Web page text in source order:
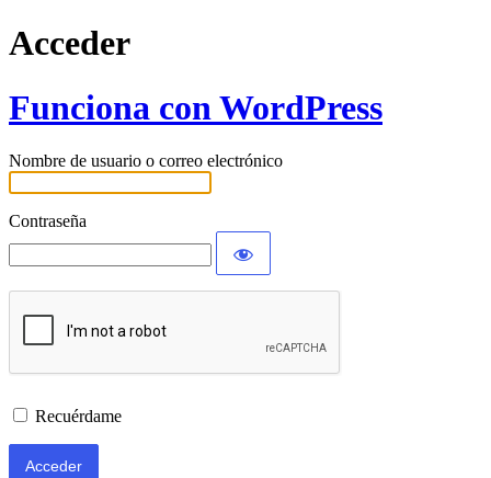
Acceder
Funciona con WordPress
Nombre de usuario o correo electrónico
Contraseña
Recuérdame